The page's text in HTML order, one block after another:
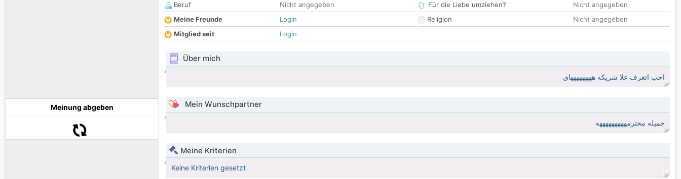
Meinung abgeben
Beruf
Nicht angegeben
Meine Freunde
Login
Mitglied seit
Login
Für die Liebe umziehen?
Nicht angegeben
Religion
Nicht angegeben
Über mich
احب اتعرف علا شريكه ههههههههاي
Mein Wunschpartner
جميله محترمهههههههههه
Meine Kriterien
Keine Kriterien gesetzt